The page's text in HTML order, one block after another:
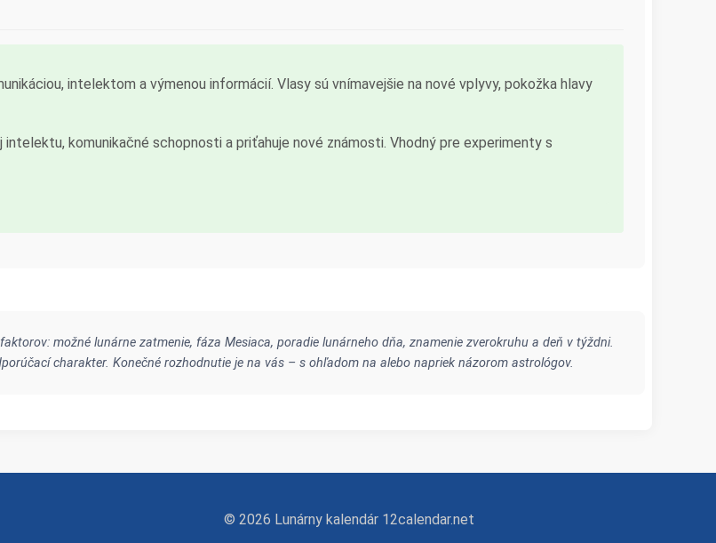
intelektom a výmenou informácií. Vlasy sú vnímavejšie na nové vplyvy, pokožka hlavy
komunikačné schopnosti a priťahuje nové známosti. Vhodný pre experimenty s
možné lunárne zatmenie, fáza Mesiaca, poradie lunárneho dňa, znamenie zverokruhu a deň v týždni.
charakter. Konečné rozhodnutie je na vás – s ohľadom na alebo napriek názorom astrológov.
© 2026 Lunárny kalendár 12calendar.net